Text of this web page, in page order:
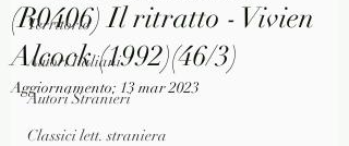
Territorio
Autori Italiani
Autori Stranieri
Classici lett. straniera
(R0406) Il ritratto - Vivien
Alcock (1992)(46/3)
Aggiornamento: 13 mar 2023